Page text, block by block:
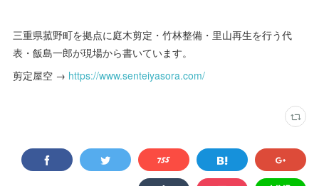
三重県菰野町を拠点に庭木剪定・竹林整備・里山再生を行う代
表・飯島一郎が現場から書いています。
剪定屋空 → https://www.senteiyasora.com/